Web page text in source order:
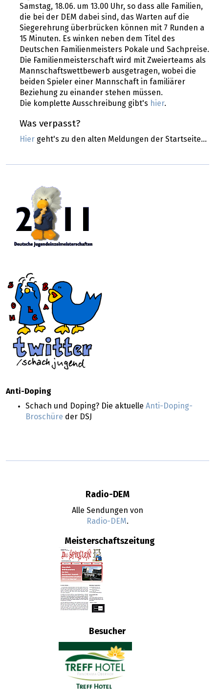
Samstag, 18.06. um 13.00 Uhr, so dass alle Familien,
die bei der DEM dabei sind, das Warten auf die
Siegerehrung überbrücken können mit 7 Runden a
15 Minuten. Es winken neben dem Titel des
Deutschen Familienmeisters Pokale und Sachpreise.
Die Familienmeisterschaft wird mit Zweierteams als
Mannschaftswettbewerb ausgetragen, wobei die
beiden Spieler einer Mannschaft in familiärer
Beziehung zu einander stehen müssen.
Die komplette Ausschreibung gibt's hier.
Was verpasst?
Hier geht's zu den alten Meldungen der Startseite...
Anti-Doping
Schach und Doping? Die aktuelle Anti-Doping-
Broschüre der DSJ
Radio-DEM
Alle Sendungen von
Radio-DEM.
Meisterschaftszeitung
Besucher